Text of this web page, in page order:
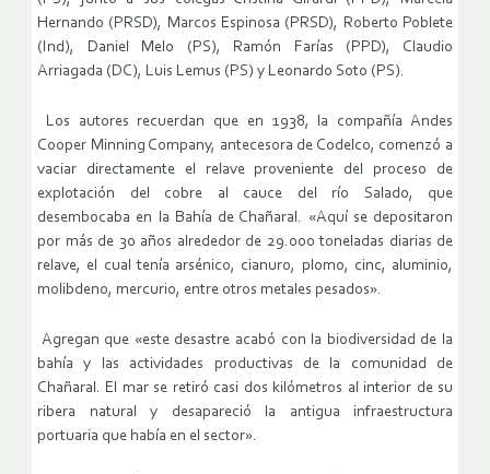
Hernando (PRSD), Marcos Espinosa (PRSD), Roberto Poblete
(Ind), Daniel Melo (PS), Ramón Farías (PPD), Claudio
Arriagada (DC), Luis Lemus (PS) y Leonardo Soto (PS).
Los autores recuerdan que en 1938, la compañía Andes
Cooper Minning Company, antecesora de Codelco, comenzó a
vaciar directamente el relave proveniente del proceso de
explotación del cobre al cauce del río Salado, que
desembocaba en la Bahía de Chañaral. «Aquí se depositaron
por más de 30 años alrededor de 29.000 toneladas diarias de
relave, el cual tenía arsénico, cianuro, plomo, cinc, aluminio,
molibdeno, mercurio, entre otros metales pesados».
Agregan que «este desastre acabó con la biodiversidad de la
bahía y las actividades productivas de la comunidad de
Chañaral. El mar se retiró casi dos kilómetros al interior de su
ribera natural y desapareció la antigua infraestructura
portuaria que había en el sector».